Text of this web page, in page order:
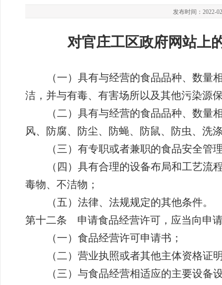
发布时间：2022-
对官庄工区政府网站上
（一）具有与经营的食品品种、数
洁，并与有毒、有害场所以及其他污染源
（二）具有与经营的食品品种、数
风、防腐、防尘、防蝇、防鼠、防虫、洗
（三）有专职或者兼职的食品安全管
（四）具有合理的设备布局和工艺
毒物、不洁物；
（五）法律、法规规定的其他条件。
第十二条 申请食品经营许可，应当向申
（一）食品经营许可申请书；
（二）营业执照或者其他主体资格证
（三）与食品经营相适应的主要设备